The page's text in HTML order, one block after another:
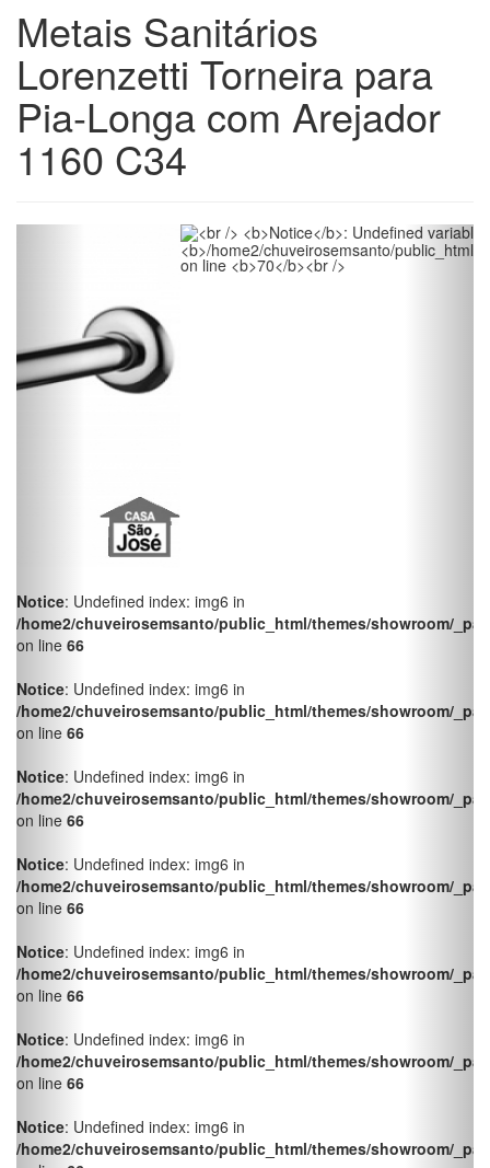
Metais Sanitários
Lorenzetti Torneira para
Pia-Longa com Arejador
1160 C34
: Undefined index: img6 in
/home2/chuveirosemsanto/public_html/themes/showroom/
on line66
Notice
: Undefined index: img6 in
/home2/chuveirosemsanto/public_html/themes/showroom/
on line66
Notice : Undefined index: img6 in
on line66
Notice : Undefined index: img6 in
on line66
Notice : Undefined index: img6 in
on line66
Notice : Undefined index: img6 in
on line66
Notice : Undefined index: img6 in
on line66
Notice : Undefined index: img6 in
on line66